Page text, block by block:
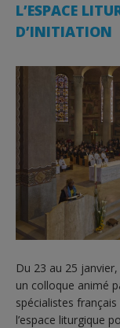
L’ESPACE
D’INITIATION
Du 23 au 25
un colloque animé
spécialistes
l’espace liturgique